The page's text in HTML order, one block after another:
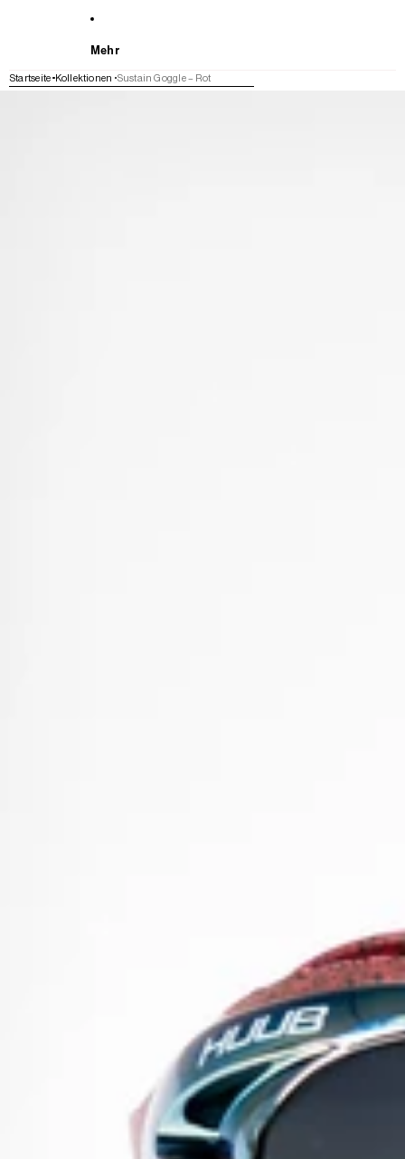
Mehr
Startseite Kollektionen Sustain Goggle – Rot
WEITER ZU DEN PRODUKTINFORMATIONEN